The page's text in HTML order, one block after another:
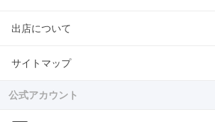
出店について
サイトマップ
公式アカウント